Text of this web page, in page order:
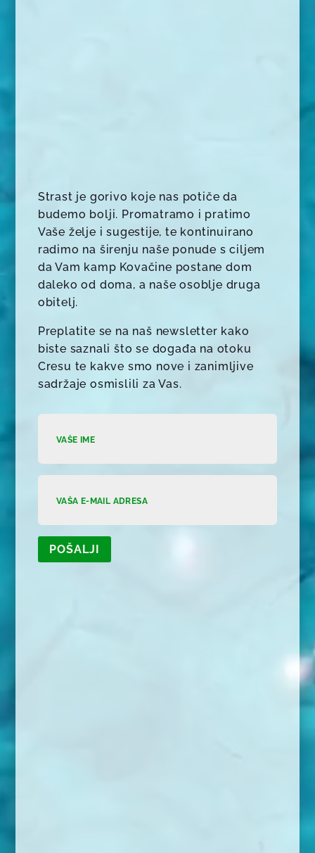
Strast je gorivo koje nas potiče da
budemo bolji. Promatramo i pratimo
Vaše želje i sugestije, te kontinuirano
radimo na širenju naše ponude s ciljem
da Vam kamp Kovačine postane dom
daleko od doma, a naše osoblje druga
obitelj.
Preplatite se na naš newsletter kako
biste saznali što se događa na otoku
Cresu te kakve smo nove i zanimljive
sadržaje osmislili za Vas.
POŠALJI